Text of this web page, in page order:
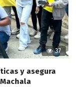
37
y asegura